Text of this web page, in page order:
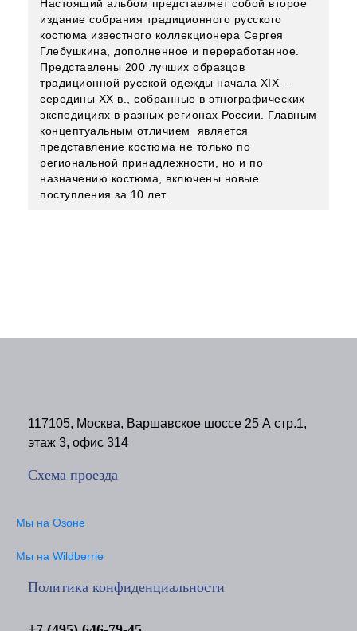
Настоящий альбом представляет собой второе
издание собрания традиционного русского
костюма известного коллекционера Сергея
Глебушкина, дополненное и переработанное.
Представлены 200 лучших образцов
традиционной русской одежды начала XIX –
середины XX в., собранные в этнографических
экспедициях в разных регионах России. Главным
концептуальным отличием является
представление костюма не только по
региональной принадлежности, но и по
назначению костюма, включены новые
поступления за 10 лет.
117105, Москва, Варшавское шоссе 25 А стр.1,
этаж 3, офис 314
Схема проезда
Мы на Озоне
Мы на Wildberrie
Политика конфиденциальности